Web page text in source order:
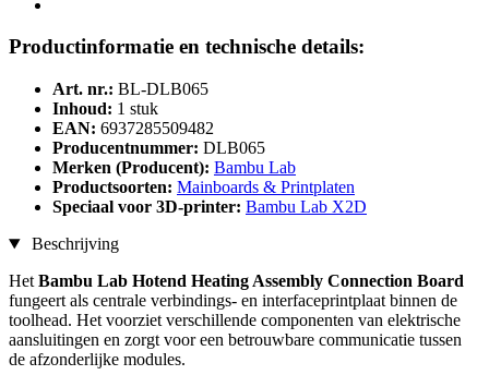
Productinformatie en technische details:
Art. nr.: BL-DLB065
Inhoud: 1 stuk
EAN: 6937285509482
Producentnummer: DLB065
Merken (Producent): Bambu Lab
Productsoorten: Mainboards & Printplaten
Speciaal voor 3D-printer: Bambu Lab X2D
Beschrijving
Het Bambu Lab Hotend Heating Assembly Connection Board
fungeert als centrale verbindings- en interfaceprintplaat binnen de
toolhead. Het voorziet verschillende componenten van elektrische
aansluitingen en zorgt voor een betrouwbare communicatie tussen
de afzonderlijke modules.